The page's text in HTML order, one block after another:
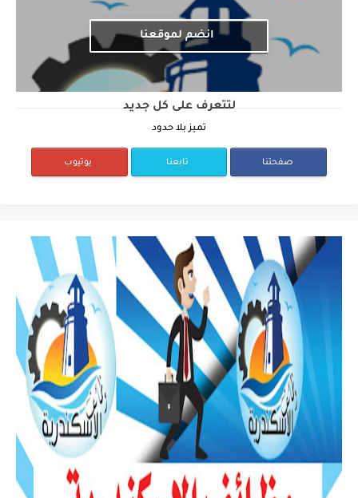
انضم لموقعنا
لتتعرف على كل جديد
تميز بلا حدود
صفحتنا تابعنا يوتيوب